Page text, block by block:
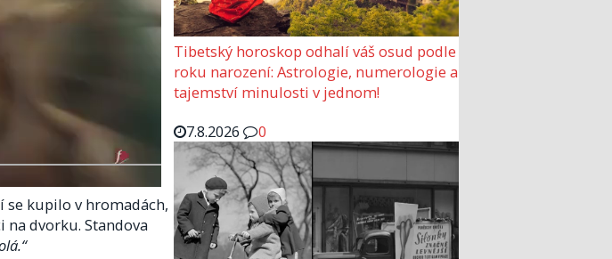
se kupilo v hromadách,
dvorku. Standova
Tibetský horoskop odhalí váš osud podle
roku narození: Astrologie, numerologie a
tajemství minulosti v jednom!
7.8.2026
0